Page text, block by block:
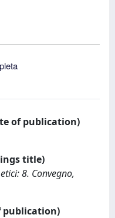
of publication)
title)
8. Convegno,
publication)